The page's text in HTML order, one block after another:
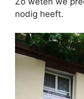
nodig heeft.